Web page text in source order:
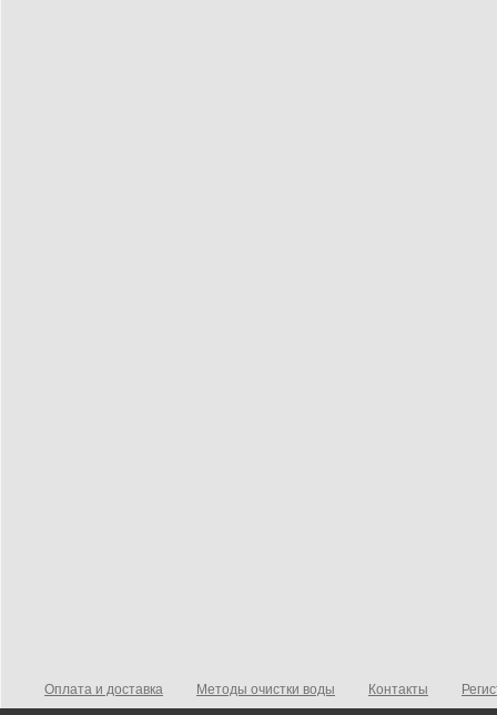
Оплата и доставка Методы очистки воды Контакты